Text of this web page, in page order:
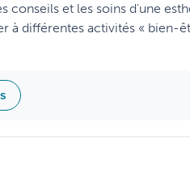
conseils et les soins d'une
à différentes activités « bien-